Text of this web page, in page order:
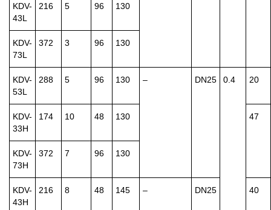
KDV-
43L
216 5 96 130
KDV-
73L
372 3 96 130
KDV-
53L
288 5 96 130 – DN25 0.4 20
KDV-
33H
174 10 48 130 47
KDV-
73H
372 7 96 130
KDV-
43H
216 8 48 145 – DN25 40